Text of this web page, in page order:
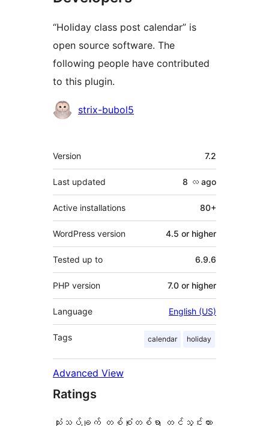
“Holiday class post calendar” is
open source software. The
following people have contributed
to this plugin.
Contributors
strix-bubol5
Meta
Version 7.2
Last updated 8 လ ago
Active installations 80+
WordPress version 4.5 or higher
Tested up to 6.9.6
PHP version 7.0 or higher
Language English (US)
Tags calendar holiday
Advanced View
Ratings
သုံးသပ်ချက် တစ်စုံတစ်ရာ တင်သွင်းထား